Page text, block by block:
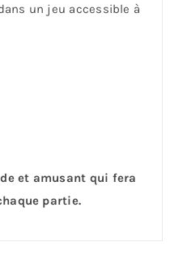
un jeu accessible à
et amusant qui fera
partie.